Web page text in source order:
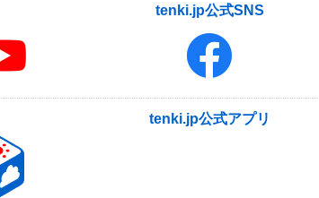
tenki.jp公式SNS
tenki.jp公式アプリ